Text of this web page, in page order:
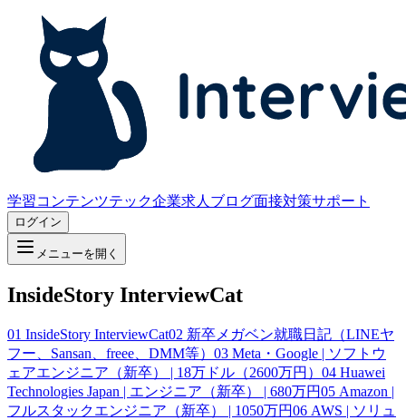
学習コンテンツテック企業求人 ブログ面接対策サポート
ログイン
メニューを開く
InsideStory InterviewCat
01 InsideStory InterviewCat02 新卒メガベン就職日記（LINEヤ
フー、Sansan、freee、DMM等） 03 Meta・Google | ソフトウ
ェアエンジニア（新卒） | 18万ドル（2600万円） 04 Huawei
Technologies Japan | エンジニア（新卒） | 680万円05 Amazon |
フルスタックエンジニア（新卒） | 1050万円06 AWS | ソリュ